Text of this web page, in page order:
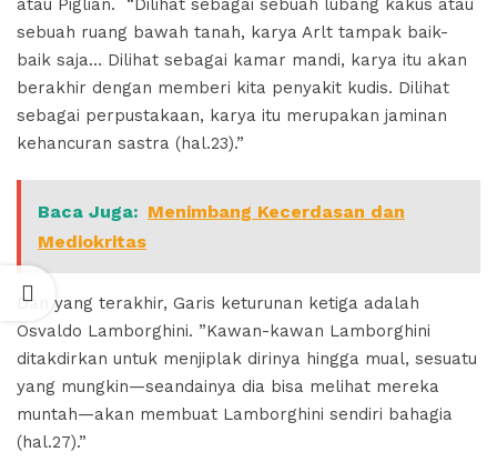
atau Piglian. “Dilihat sebagai sebuah lubang kakus atau
sebuah ruang bawah tanah, karya Arlt tampak baik-
baik saja… Dilihat sebagai kamar mandi, karya itu akan
berakhir dengan memberi kita penyakit kudis. Dilihat
sebagai perpustakaan, karya itu merupakan jaminan
kehancuran sastra (hal.23).”
Baca Juga: Menimbang Kecerdasan dan
Mediokritas
Dan yang terakhir, Garis keturunan ketiga adalah
Osvaldo Lamborghini. ”Kawan-kawan Lamborghini
ditakdirkan untuk menjiplak dirinya hingga mual, sesuatu
yang mungkin—seandainya dia bisa melihat mereka
muntah—akan membuat Lamborghini sendiri bahagia
(hal.27).”